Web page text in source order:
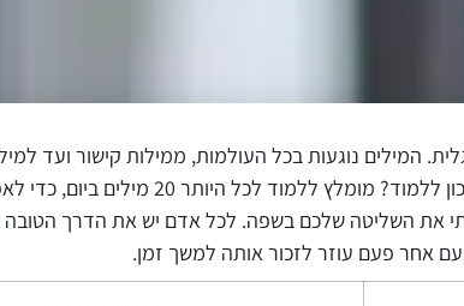
בסיסיות באנגלית. המילים נוגעות בכל העולמות,
את השליטה שלכם בשפה. לכל אדם יש את הדרך הטובה
אחר פעם עוזר לזכור אותה למשך זמן.